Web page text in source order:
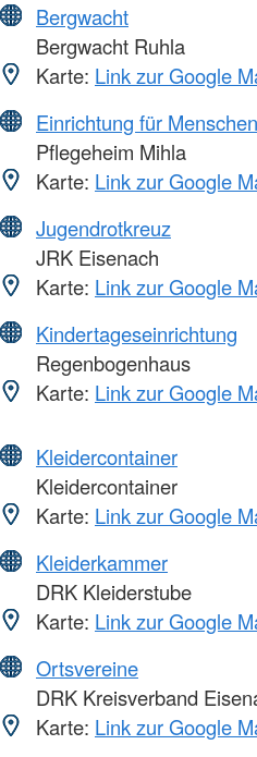
Bergwacht
Bergwacht Ruhla
Karte: Link zur Google
Einrichtung für
Pflegeheim Mihla
Karte: Link zur Google
Jugendrotkreuz
JRK Eisenach
Karte: Link zur Google
Kindertageseinrichtung
Regenbogenhaus
Karte: Link zur Google
Kleidercontainer
Kleidercontainer
Karte: Link zur Google
Kleiderkammer
DRK Kleiderstube
Karte: Link zur Google
Ortsvereine
DRK Kreisverband
Karte: Link zur Google